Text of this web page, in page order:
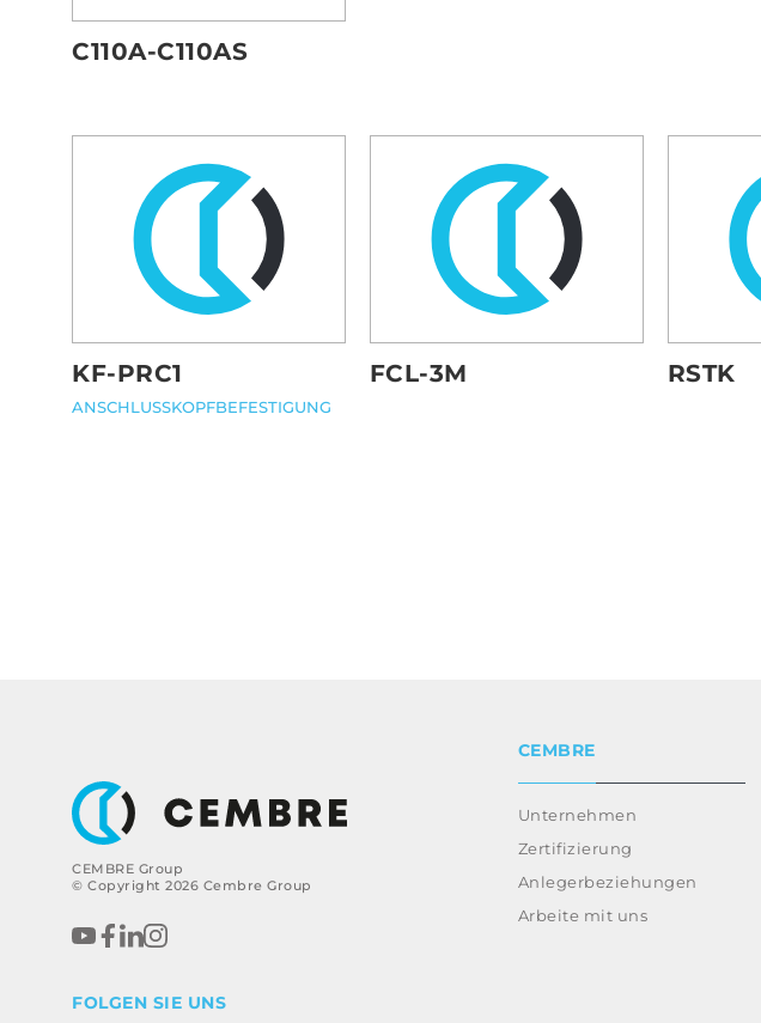
C110A-C110AS
KF-PRC1
ANSCHLUSSKOPFBEFESTIGUNG
FCL-3M RSTK
CEMBRE Group
© Copyright 2026 Cembre Group
CEMBRE
Unternehmen
Zertifizierung
Anlegerbeziehungen
Arbeite mit uns
FOLGEN SIE UNS